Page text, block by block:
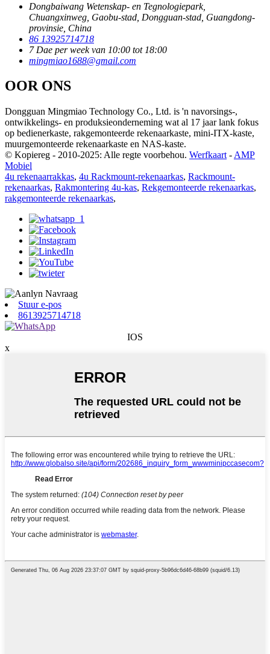
Dongbaiwang Wetenskap- en Tegnologiepark,
Chuangxinweg, Gaobu-stad, Dongguan-stad, Guangdong-
provinsie, China
86 13925714718
7 Dae per week van 10:00 tot 18:00
mingmiao1688@gmail.com
OOR ONS
Dongguan Mingmiao Technology Co., Ltd. is 'n navorsings-,
ontwikkelings- en produksieonderneming wat al 17 jaar lank fokus
op bedienerkaste, rakgemonteerde rekenaarkaste, mini-ITX-kaste,
muurgemonteerde rekenaarkaste en NAS-kaste.
© Kopiereg - 2010-2025: Alle regte voorbehou. Werfkaart - AMP
Mobiel
4u rekenaarrakkas, 4u Rackmount-rekenaarkas, Rackmount-
rekenaarkas, Rakmontering 4u-kas, Rekgemonteerde rekenaarkas,
rakgemonteerde rekenaarkas,
Stuur e-pos
8613925714718
IOS
x